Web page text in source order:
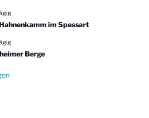
im Spessart
Berge